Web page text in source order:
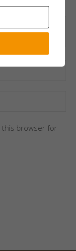
this browser for